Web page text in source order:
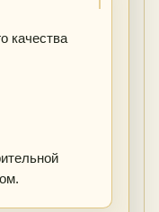
качества